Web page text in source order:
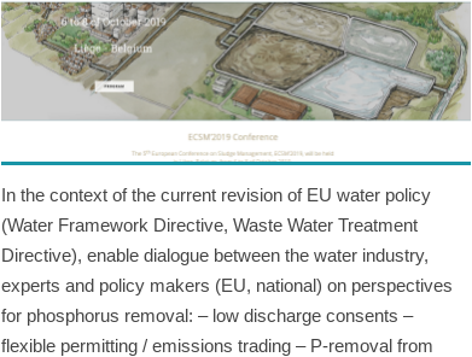
In the context of the current revision of EU water policy
(Water Framework Directive, Waste Water Treatment
Directive), enable dialogue between the water industry,
experts and policy makers (EU, national) on perspectives
for phosphorus removal: – low discharge consents –
flexible permitting / emissions trading – P-removal from